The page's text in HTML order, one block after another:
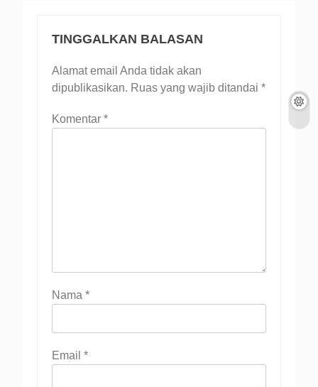
TINGGALKAN BALASAN
Alamat email Anda tidak akan
dipublikasikan. Ruas yang wajib ditandai *
Komentar *
Nama *
Email *